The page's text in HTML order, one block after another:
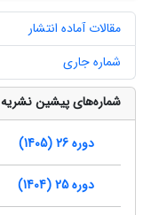
مقالات آماده انتشار
شماره جاری
شماره‌های پیشین نشریه
دوره 26 (1405)
دوره 25 (1404)